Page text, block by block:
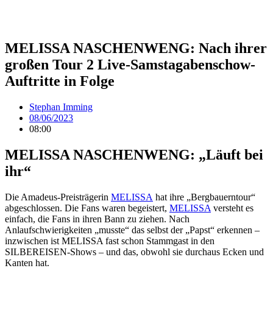
MELISSA NASCHENWENG: Nach ihrer
großen Tour 2 Live-Samstagabenschow-
Auftritte in Folge
Stephan Imming
08/06/2023
08:00
MELISSA NASCHENWENG: „Läuft bei
ihr“
Die Amadeus-Preisträgerin MELISSA hat ihre „Bergbauerntour“
abgeschlossen. Die Fans waren begeistert, MELISSA versteht es
einfach, die Fans in ihren Bann zu ziehen. Nach
Anlaufschwierigkeiten „musste“ das selbst der „Papst“ erkennen –
inzwischen ist MELISSA fast schon Stammgast in den
SILBEREISEN-Shows – und das, obwohl sie durchaus Ecken und
Kanten hat.